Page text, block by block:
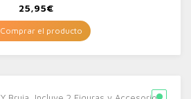
25,95€
Comprar el producto